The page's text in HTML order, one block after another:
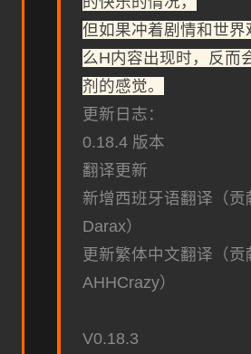
但如果冲着剧情和世界
么H内容出现时，反而
剂的感觉。
更新日志：
0.18.4 版本
翻译更新
新增西班牙语翻译（贡
Darax）
更新繁体中文翻译（贡
AHHCrazy）
V0.18.3